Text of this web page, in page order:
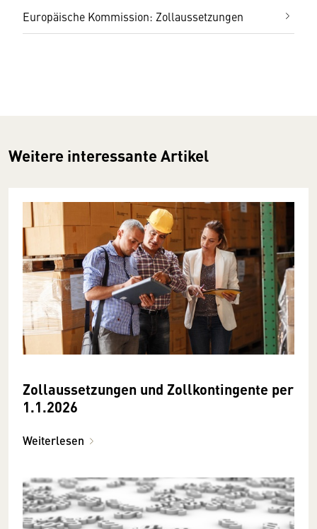
Europäische Kommission: Zollaussetzungen
Weitere interessante Artikel
Zollaussetzungen und Zollkontingente per
1.1.2026
Weiterlesen